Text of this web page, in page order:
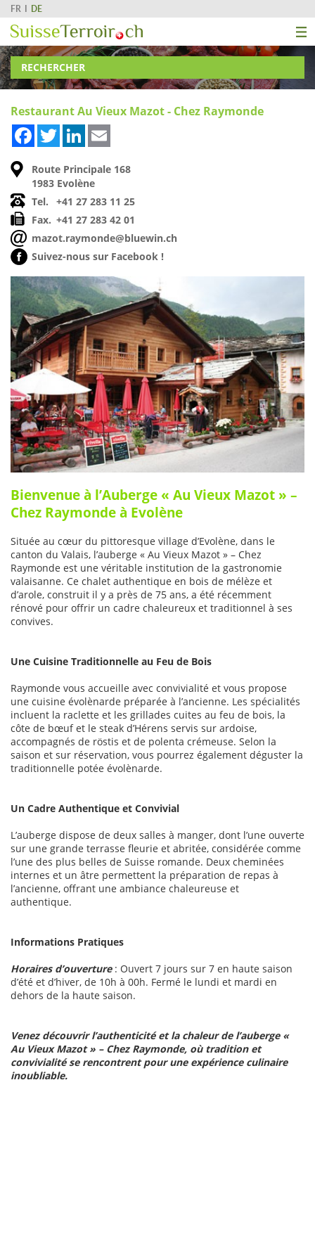
FR DE
RECHERCHER
Restaurant Au Vieux Mazot - Chez Raymonde
FacebookTwitterLinkedIn
Route Principale 168
1983 Evolène
Tel.
+41 27 283 11 25
Fax. +41 27 283 42 01
mazot.raymonde@bluewin.ch
Suivez-nous sur Facebook !
Bienvenue à l’Auberge « Au Vieux Mazot » –
Chez Raymonde à Evolène
Située au cœur du pittoresque village d’Evolène, dans le
canton du Valais, l’auberge « Au Vieux Mazot » – Chez
Raymonde est une véritable institution de la gastronomie
valaisanne. Ce chalet authentique en bois de mélèze et
d’arole, construit il y a près de 75 ans, a été récemment
rénové pour offrir un cadre chaleureux et traditionnel à ses
convives.
Une Cuisine Traditionnelle au Feu de Bois
Raymonde vous accueille avec convivialité et vous propose
une cuisine évolènarde préparée à l’ancienne. Les spécialités
incluent la raclette et les grillades cuites au feu de bois, la
côte de bœuf et le steak d’Hérens servis sur ardoise,
accompagnés de röstis et de polenta crémeuse. Selon la
saison et sur réservation, vous pourrez également déguster la
traditionnelle potée évolènarde.
Un Cadre Authentique et Convivial
L’auberge dispose de deux salles à manger, dont l’une ouverte
sur une grande terrasse fleurie et abritée, considérée comme
l’une des plus belles de Suisse romande. Deux cheminées
internes et un âtre permettent la préparation de repas à
l’ancienne, offrant une ambiance chaleureuse et
authentique.
Informations Pratiques
Horaires d’ouverture: Ouvert 7 jours sur 7 en haute saison
d’été et d’hiver, de 10h à 00h. Fermé le lundi et mardi en
dehors de la haute saison.
Venez découvrir l’authenticité et la chaleur de l’auberge «
Au Vieux Mazot » – Chez Raymonde, où tradition et
convivialité se rencontrent pour une expérience culinaire
inoubliable.